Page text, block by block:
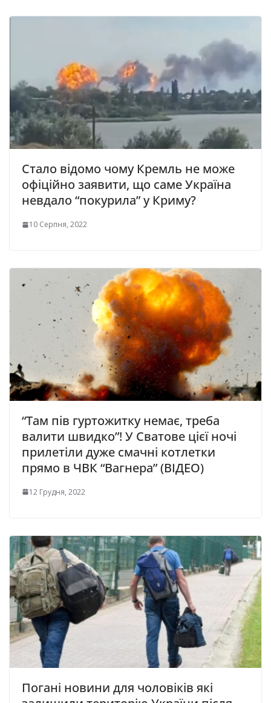
Стало відомо чому Кремль не може
офіційно заявити, що саме Україна
невдало “покурила” у Криму?
10 Серпня, 2022
“Там пів гуртожитку немає, треба
валити швидко”! У Сватове цієї ночі
прилетіли дуже смачні котлетки
прямо в ЧВК “Вагнера” (ВІДЕО)
12 Грудня, 2022
Погані новини для чоловіків які